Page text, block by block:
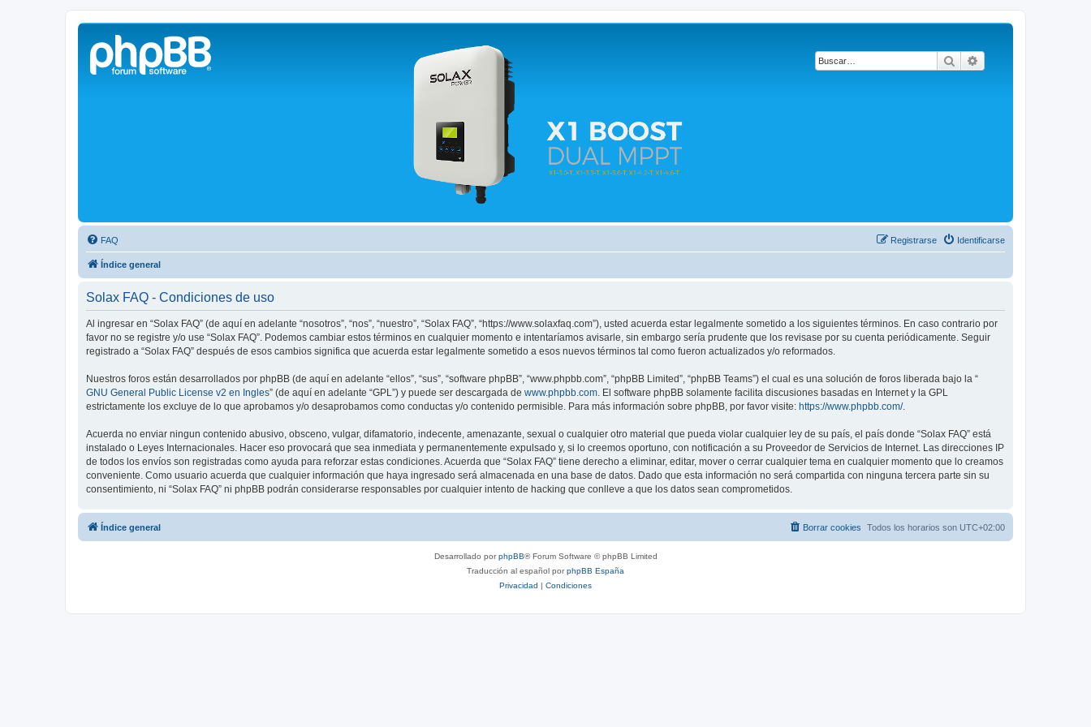
Buscar
Solax FAQ
Lugar para intercambiar dudas sobre inversores solares Solax y temas relacionados.
FAQ Identificarse
Registrarse
Índice general
Solax FAQ - Condiciones de uso
Al ingresar en “Solax FAQ” (de aquí en adelante “nosotros”, “nos”, “nuestro”, “Solax FAQ”, “https://www.solaxfaq.com”), usted acuerda estar legalmente sometido a los siguientes términos. En caso contrario por
favor no se registre y/o use “Solax FAQ”. Podemos cambiar estos términos en cualquier momento e intentaríamos avisarle, sin embargo sería prudente que los revisase por su cuenta periódicamente. Seguir
registrado a “Solax FAQ” después de esos cambios significa que acuerda estar legalmente sometido a esos nuevos términos tal como fueron actualizados y/o reformados.
Nuestros foros están desarrollados por phpBB (de aquí en adelante “ellos”, “sus”, “software phpBB”, “www.phpbb.com”, “phpBB Limited”, “phpBB Teams”) el cual es una solución de foros liberada bajo la “
GNU General Public License v2 en Ingles” (de aquí en adelante “GPL”) y puede ser descargada de www.phpbb.com. El software phpBB solamente facilita discusiones basadas en Internet y la GPL
estrictamente los excluye de lo que aprobamos y/o desaprobamos como conductas y/o contenido permisible. Para más información sobre phpBB, por favor visite: https://www.phpbb.com/.
Acuerda no enviar ningun contenido abusivo, obsceno, vulgar, difamatorio, indecente, amenazante, sexual o cualquier otro material que pueda violar cualquier ley de su país, el país donde “Solax FAQ” está
instalado o Leyes Internacionales. Hacer eso provocará que sea inmediata y permanentemente expulsado y, si lo creemos oportuno, con notificación a su Proveedor de Servicios de Internet. Las direcciones IP
de todos los envíos son registradas como ayuda para reforzar estas condiciones. Acuerda que “Solax FAQ” tiene derecho a eliminar, editar, mover o cerrar cualquier tema en cualquier momento que lo creamos
conveniente. Como usuario acuerda que cualquier información que haya ingresado será almacenada en una base de datos. Dado que esta información no será compartida con ninguna tercera parte sin su
consentimiento, ni “Solax FAQ” ni phpBB podrán considerarse responsables por cualquier intento de hacking que conlleve a que los datos sean comprometidos.
Índice general Todos los horarios son UTC+02:00
Borrar cookies
Desarrollado porphpBB® Forum Software © phpBB Limited
Traducción al español porphpBB España
Privacidad | Condiciones